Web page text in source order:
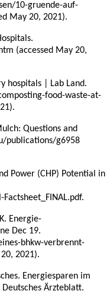
10-gruende-auf-
May 20, 2021).
(accessed May 20,
| Lab Land.
food-waste-at-
Questions and
publications/g6958
Power (CHP) Potential in
Energie­
Dec 19.
bhkw-verbrennt-
2021).
Energiesparen im
Ärzteblatt.